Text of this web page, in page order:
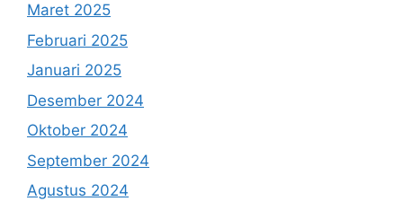
Maret 2025
Februari 2025
Januari 2025
Desember 2024
Oktober 2024
September 2024
Agustus 2024